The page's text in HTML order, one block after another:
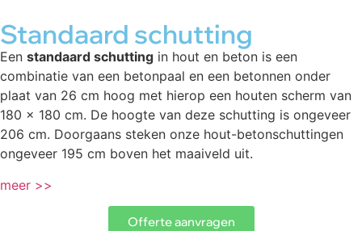
Standaard schutting
Een standaard schutting in hout en beton is een
combinatie van een betonpaal en een betonnen onder
plaat van 26 cm hoog met hierop een houten scherm van
180 x 180 cm. De hoogte van deze schutting is ongeveer
206 cm. Doorgaans steken onze hout-betonschuttingen
ongeveer 195 cm boven het maaiveld uit.
meer >>
Offerte aanvragen